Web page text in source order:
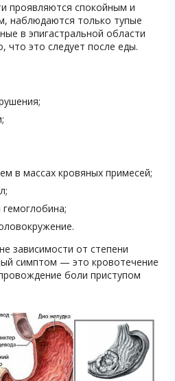
проявляются спокойным и
наблюдаются только тупые
в эпигастральной области
что это следует после еды.
в массах кровяных примесей;
зависимости от степени
симптом — это кровотечение
боли приступом